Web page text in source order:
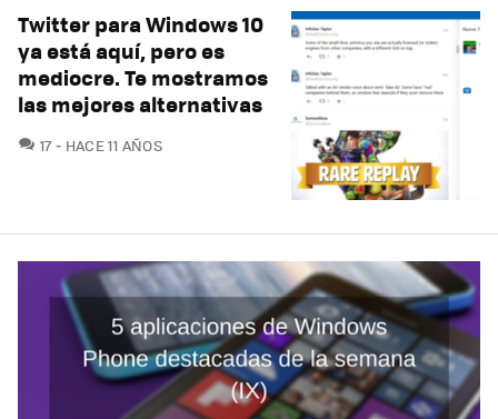
Twitter para Windows 10
ya está aquí, pero es
mediocre. Te mostramos
las mejores alternativas
17COMENTARIOS
HACE 11 AÑOS